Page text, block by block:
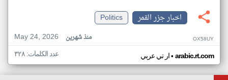
اخبار جزر القمر
Politics
May 24, 2026
منذ شهرين OX58UY
ار تي عربي• arabic.rt.com عدد الكلمات: ٣٢٨